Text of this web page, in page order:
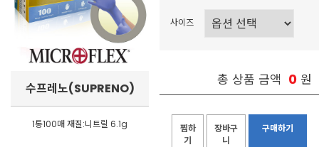
수프레노(SUPRENO)
1통100매 재질:니트릴 6.1g
사이즈
총 상품 금액 0 원
찜하
기
장바구
니
구매하기